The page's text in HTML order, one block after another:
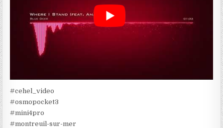
#cehel_video
#osmopocket3
#mini4pro
#montreuil-sur-mer